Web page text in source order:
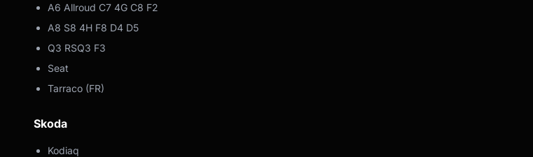
A6 Allroud C7 4G C8 F2
A8 S8 4H F8 D4 D5
Q3 RSQ3 F3
Seat
Tarraco (FR)
Skoda
Kodiaq